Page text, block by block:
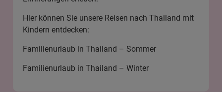
Hier können Sie unsere Reisen nach Thailand mit
Kindern entdecken:
Familienurlaub in Thailand – Sommer
Familienurlaub in Thailand – Winter